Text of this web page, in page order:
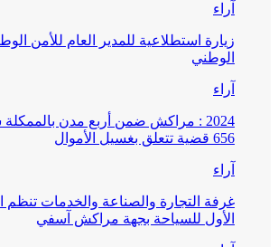
آراء
زيارة استطلاعية للمدير العام للأمن
الوطني
آراء
2024 : مراكش ضمن أربع مدن
656 قضية تتعلق بغسيل الأموال
آراء
غرفة التجارة والصناعة والخدمات تنظم
الأول للسياحة بجهة مراكش آسفي